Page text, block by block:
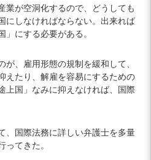
業が空洞化するので、どうしても
にしなければならない。出来れば
」にする必要がある。
、雇用形態の規制を緩和して、
えたり、解雇を容易にするための
上国」なみに抑えなければ、国際
、国際法務に詳しい弁護士を多量
ってきた。